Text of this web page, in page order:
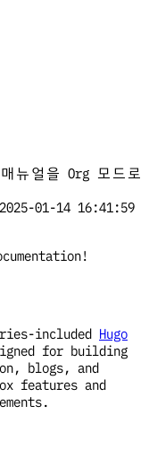
뉴얼을 Org 모드로
01-14 16:41:59
included Hugo
for building
blogs, and
features and